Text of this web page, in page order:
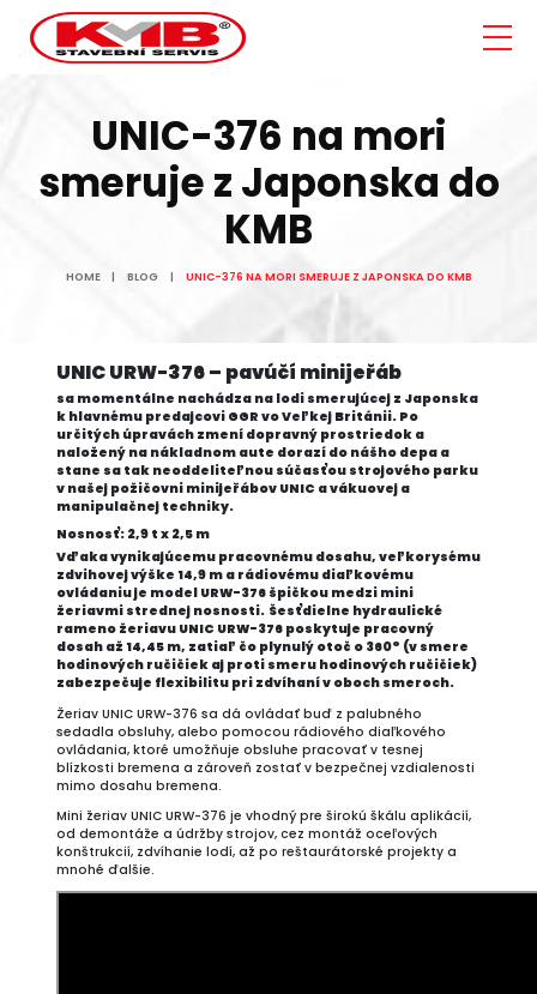
UNIC-376 na mori
smeruje z Japonska do
KMB
HOME BLOG UNIC-376 NA MORI SMERUJE Z JAPONSKA DO KMB
UNIC URW-376 – pavúčí minijeřáb
sa momentálne nachádza na lodi smerujúcej z Japonska
k hlavnému predajcovi GGR vo Veľkej Británii. Po
určitých úpravách zmení dopravný prostriedok a
naložený na nákladnom aute dorazí do nášho depa a
stane sa tak neoddeliteľnou súčasťou strojového parku
v našej požičovni minijeřábov UNIC a vákuovej a
manipulačnej techniky.
Nosnosť: 2,9 t x 2,5 m
Vďaka vynikajúcemu pracovnému dosahu, veľkorysému
zdvihovej výške 14,9 m a rádiovému diaľkovému
ovládaniu je model URW-376 špičkou medzi mini
žeriavmi strednej nosnosti. Šesťdielne hydraulické
rameno žeriavu UNIC URW-376 poskytuje pracovný
dosah až 14,45 m, zatiaľ čo plynulý otoč o 360° (v smere
hodinových ručičiek aj proti smeru hodinových ručičiek)
zabezpečuje flexibilitu pri zdvíhaní v oboch smeroch.
Žeriav UNIC URW-376 sa dá ovládať buď z palubného
sedadla obsluhy, alebo pomocou rádiového diaľkového
ovládania, ktoré umožňuje obsluhe pracovať v tesnej
blízkosti bremena a zároveň zostať v bezpečnej vzdialenosti
mimo dosahu bremena.
Mini žeriav UNIC URW-376 je vhodný pre širokú škálu aplikácií,
od demontáže a údržby strojov, cez montáž oceľových
konštrukcií, zdvíhanie lodí, až po reštaurátorské projekty a
mnohé ďalšie.